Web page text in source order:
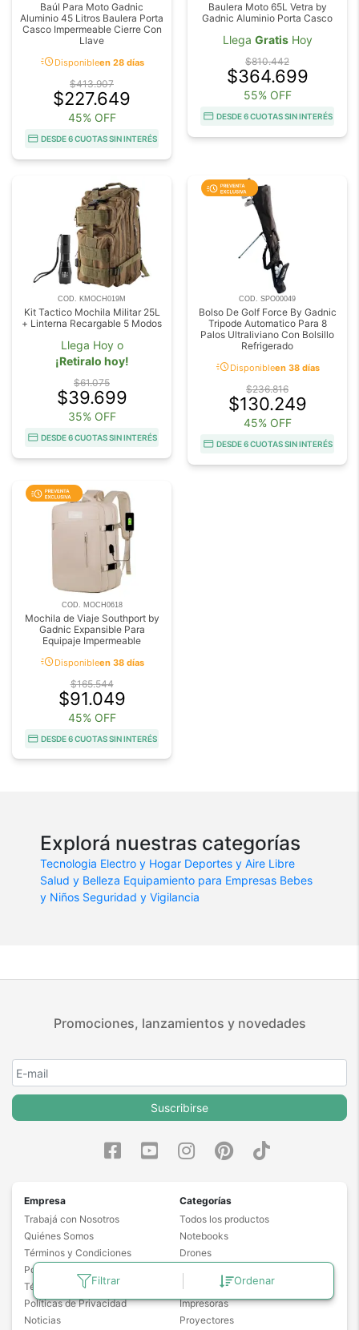
Filtrar Ordenar
Baúl Para Moto Gadnic
Aluminio 45 Litros Baulera Porta
Casco Impermeable Cierre Con
Llave
acuteDisponibleen 28 días
$413.907
$227.649
45% OFF
DESDE 6 CUOTAS SIN INTERÉS
Baulera Moto 65L Vetra by
Gadnic Aluminio Porta Casco
Llega GratisHoy
$810.442
$364.699
55% OFF
DESDE 6 CUOTAS SIN INTERÉS
COD. KMOCH019M
Kit Tactico Mochila Militar 25L
+ Linterna Recargable 5 Modos
Llega Hoy o
¡Retiralo hoy!
$61.075
$39.699
35% OFF
DESDE 6 CUOTAS SIN INTERÉS
COD. SPO00049
Bolso De Golf Force By Gadnic
Tripode Automatico Para 8
Palos Ultraliviano Con Bolsillo
Refrigerado
acuteDisponibleen 38 días
$236.816
$130.249
45% OFF
DESDE 6 CUOTAS SIN INTERÉS
COD. MOCH0618
Mochila de Viaje Southport by
Gadnic Expansible Para
Equipaje Impermeable
acuteDisponibleen 38 días
$165.544
$91.049
45% OFF
DESDE 6 CUOTAS SIN INTERÉS
Explorá nuestras categorías
Tecnologia Electro y Hogar Deportes y Aire Libre
Salud y Belleza Equipamiento para Empresas Bebes
y Niños Seguridad y Vigilancia
Promociones, lanzamientos y novedades
Suscribirse
Empresa
Trabajá con Nosotros
Quiénes Somos
Términos y Condiciones
Políticas de Garantía
Términos y Promociones
Políticas de Privacidad
Noticias
Categorías
Todos los productos
Notebooks
Drones
Aspiradoras Robot
Impresoras
Proyectores